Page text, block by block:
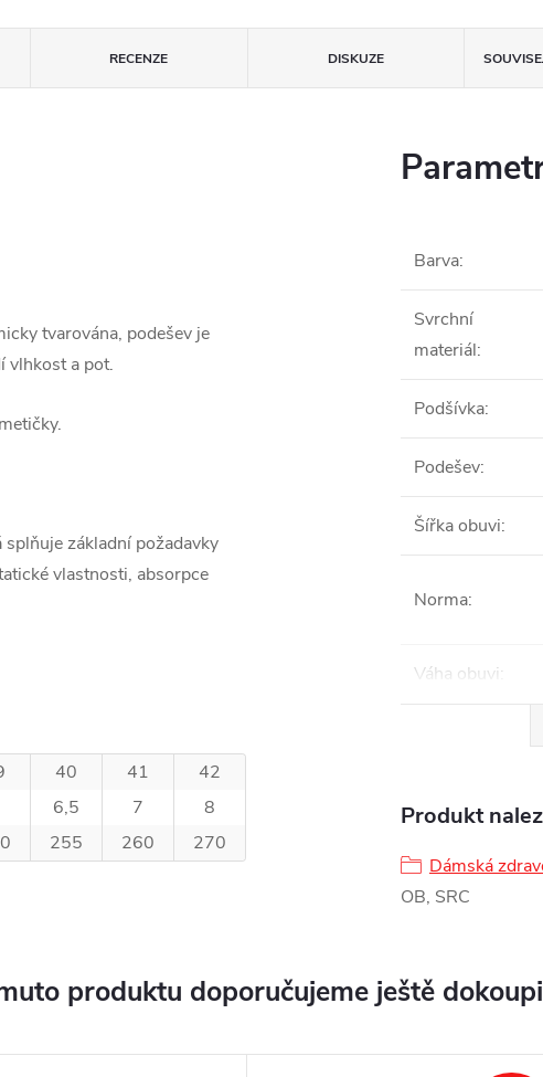
RECENZE DISKUZE
tvarována, podešev je
vlhkost a pot.
základní požadavky
vlastnosti, absorpce
40 41
42
6,5
7
8
255 260 270
Barva:
Svrchní
materiál:
Podšívka:
Podešev:
Šířka obuvi:
Norma:
Váha obuvi:
Produkt
Dámská
OB, SRC
produktu doporučujeme ještě